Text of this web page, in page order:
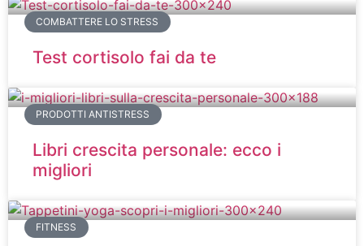
COMBATTERE LO STRESS
Test cortisolo fai da te
PRODOTTI ANTISTRESS
Libri crescita personale: ecco i
migliori
FITNESS